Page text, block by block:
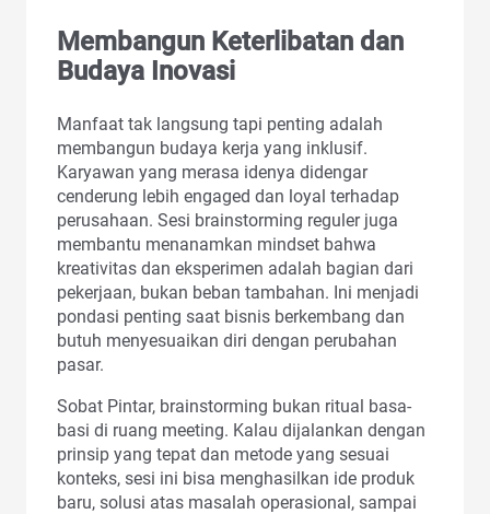
Membangun Keterlibatan dan
Budaya Inovasi
Manfaat tak langsung tapi penting adalah
membangun budaya kerja yang inklusif.
Karyawan yang merasa idenya didengar
cenderung lebih engaged dan loyal terhadap
perusahaan. Sesi brainstorming reguler juga
membantu menanamkan mindset bahwa
kreativitas dan eksperimen adalah bagian dari
pekerjaan, bukan beban tambahan. Ini menjadi
pondasi penting saat bisnis berkembang dan
butuh menyesuaikan diri dengan perubahan
pasar.
Sobat Pintar, brainstorming bukan ritual basa-
basi di ruang meeting. Kalau dijalankan dengan
prinsip yang tepat dan metode yang sesuai
konteks, sesi ini bisa menghasilkan ide produk
baru, solusi atas masalah operasional, sampai